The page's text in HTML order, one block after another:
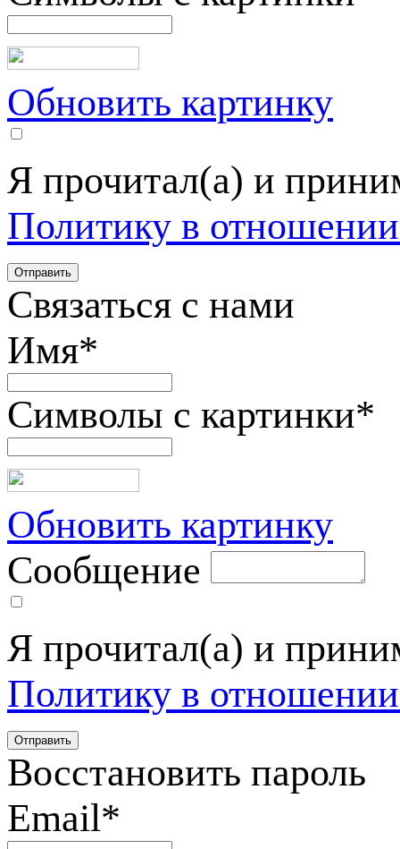
Обновить картинку
Я прочитал(а) и
Политику в
Связаться с нами
Имя*
Символы с картинки*
Обновить картинку
Сообщение
Я прочитал(а) и
Политику в
Восстановить пароль
Email*